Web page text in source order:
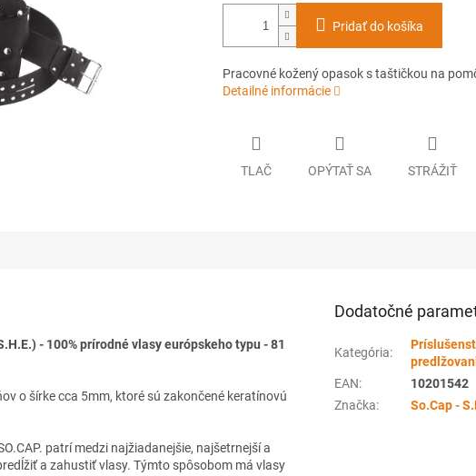
Pridať do košíka
Pracovné kožený opasok s taštičkou na
Detailné informácie
TLAČ OPÝTAŤ SA STRÁŽIŤ
- 100% prírodné vlasy európskeho typu - 81
o šírke cca 5mm, ktoré sú zakončené keratínovú
patrí medzi najžiadanejšie, najšetrnejší a
a zahustiť vlasy. Týmto spôsobom má vlasy
Dodatočné
Kategória:
EAN:
10201542
Značka: So.Cap -